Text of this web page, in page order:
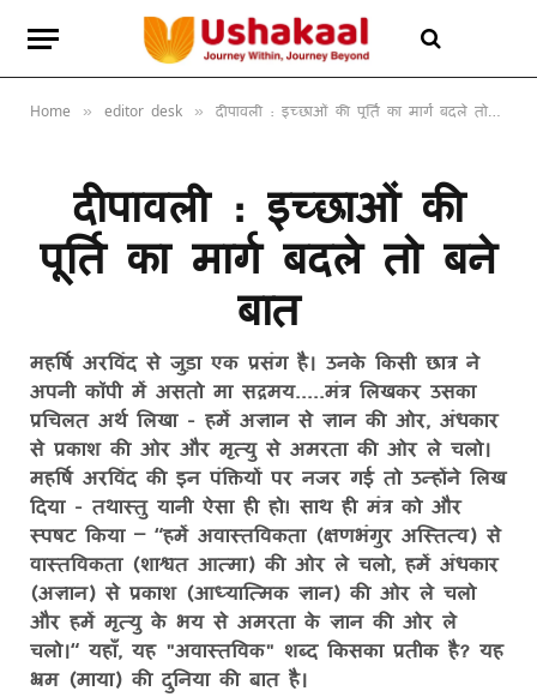
Home » editor desk » दीपावली : इच्छाओं की पूर्ति का मार्ग बदले तो बने बात
दीपावली : इच्छाओं की
पूर्ति का मार्ग बदले तो बने
बात
महर्षि अरविंद से जुड़ा एक प्रसंग है। उनके किसी छात्र ने
अपनी कॉपी में असतो मा सद्गमय.....मंत्र लिखकर उसका
प्रचिलत अर्थ लिखा - हमें अज्ञान से ज्ञान की ओर, अंधकार
से प्रकाश की ओर और मृत्यु से अमरता की ओर ले चलो।
महर्षि अरविंद की इन पंक्तियों पर नजर गई तो उन्होंने लिख
दिया - तथास्तु यानी ऐसा ही हो! साथ ही मंत्र को और
स्पषट किया – “हमें अवास्तविकता (क्षणभंगुर अस्तित्व) से
वास्तविकता (शाश्वत आत्मा) की ओर ले चलो, हमें अंधकार
(अज्ञान) से प्रकाश (आध्यात्मिक ज्ञान) की ओर ले चलो
और हमें मृत्यु के भय से अमरता के ज्ञान की ओर ले
चलो।“ यहाँ, यह "अवास्तविक" शब्द किसका प्रतीक है? यह
भ्रम (माया) की दुनिया की बात है।